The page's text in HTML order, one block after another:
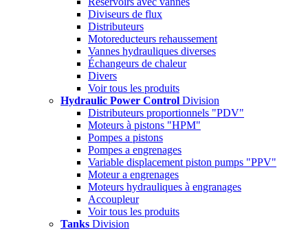
Diviseurs de flux
Distributeurs
Motoreducteurs rehaussement
Vannes hydrauliques diverses
Échangeurs de chaleur
Divers
Voir tous les produits
Hydraulic Power Control Division
Distributeurs proportionnels "PDV"
Moteurs à pistons "HPM"
Pompes a pistons
Pompes a engrenages
Variable displacement piston pumps "PPV"
Moteur a engrenages
Moteurs hydrauliques à engranages
Accoupleur
Voir tous les produits
Tanks Division